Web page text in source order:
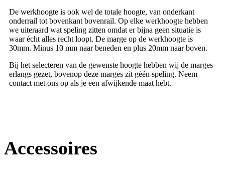
De werkhoogte is ook wel de totale hoogte, van onderkant
onderrail tot bovenkant bovenrail. Op elke werkhoogte hebben
we uiteraard wat speling zitten omdat er bijna geen situatie is
waar écht alles recht loopt. De marge op de werkhoogte is
30mm. Minus 10 mm naar beneden en plus 20mm naar boven.
Bij het selecteren van de gewenste hoogte hebben wij de marges
erlangs gezet, bovenop deze marges zit géén speling. Neem
contact met ons op als je een afwijkende maat hebt.
Accessoires